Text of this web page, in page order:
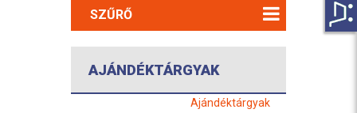
SZŰRŐ
AJÁNDÉKTÁRGYAK
Ajándéktárgyak